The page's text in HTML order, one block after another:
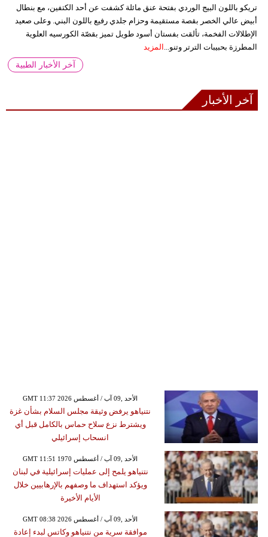
تريكو باللون البيج الوردي بفتحة عنق مائلة كشفت عن أحد الكتفين، مع بنطال
أبيض عالي الخصر بقصة مستقيمة وحزام جلدي رفيع باللون البني. وعلى صعيد
الإطلالات الفخمة، تألقت بفستان أسود طويل تميز بقصّة الكورسيه العلوية
المطرزة بحبيبات الترتر وتنو... المزيد
آخر الأخبار الطبية
آخر الأخبار
GMT 11:37 2026 الأحد ,09 آب / أغسطس
نتنياهو يرفض وثيقة مجلس السلام بشأن غزة
ويشترط نزع سلاح حماس بالكامل قبل أي
انسحاب إسرائيلي
GMT 11:51 1970 الأحد ,09 آب / أغسطس
نتنياهو يلمح إلى عمليات إسرائيلية في لبنان
ويؤكد استهداف ما وصفهم بالإرهابيين خلال
الأيام الأخيرة
GMT 08:38 2026 الأحد ,09 آب / أغسطس
موافقة سرية من نتنياهو وكاتس لبدء إعادة